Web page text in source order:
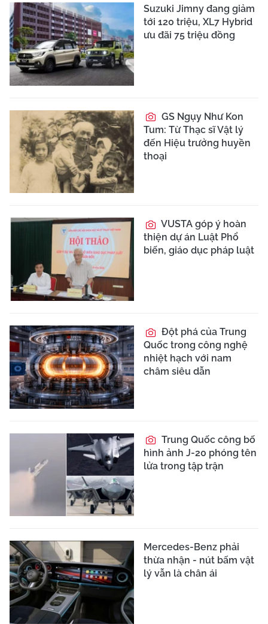
Suzuki Jimny đang giảm
tới 120 triệu, XL7 Hybrid
ưu đãi 75 triệu đồng
GS Ngụy Như Kon
Tum: Từ Thạc sĩ Vật lý
đến Hiệu trưởng huyền
thoại
VUSTA góp ý hoàn
thiện dự án Luật Phổ
biến, giáo dục pháp luật
Đột phá của Trung
Quốc trong công nghệ
nhiệt hạch với nam
châm siêu dẫn
Trung Quốc công bố
hình ảnh J-20 phóng tên
lửa trong tập trận
Mercedes-Benz phải
thừa nhận - nút bấm vật
lý vẫn là chân ái